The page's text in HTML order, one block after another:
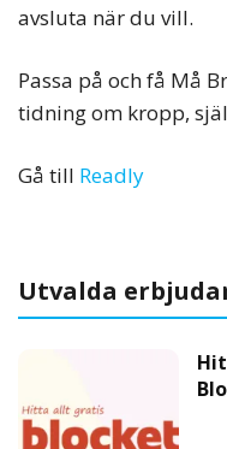
avsluta när du vill.
Passa på och få Må
tidning om kropp,
Gå till Readly
Utvalda